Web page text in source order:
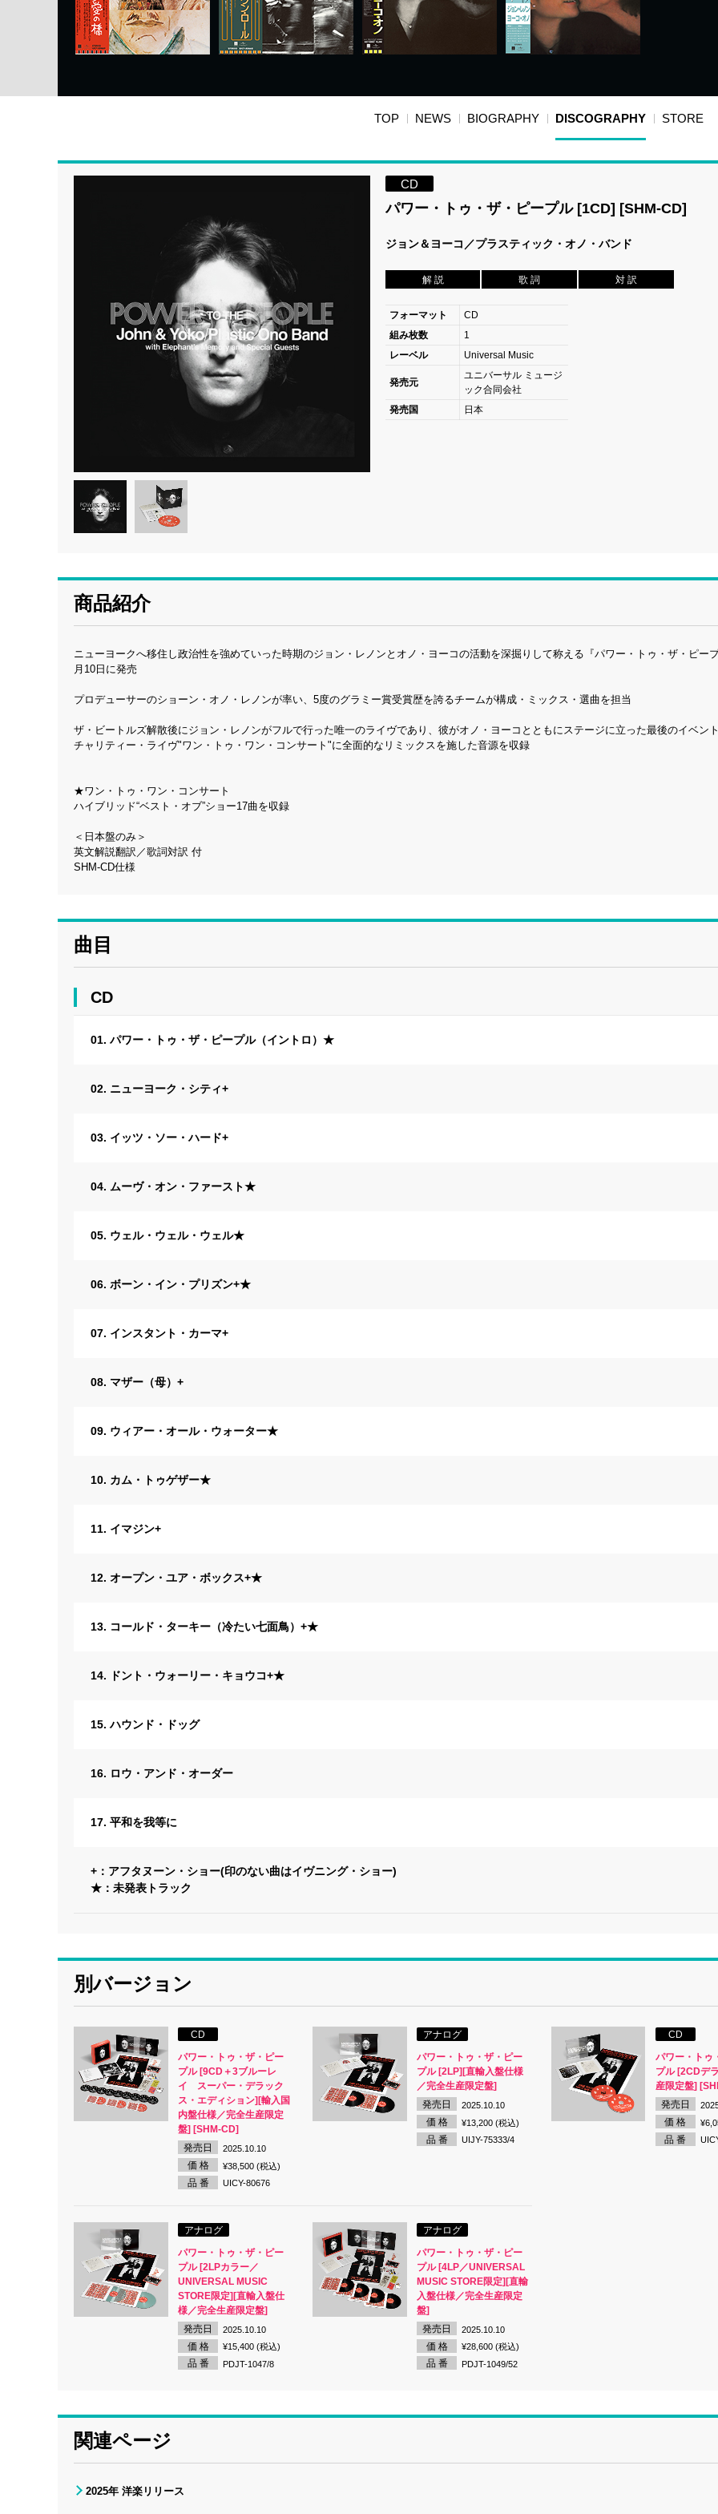
TOP NEWS BIOGRAPHY DISCOGRAPHY STORE
CD
パワー・トゥ・ザ・ピープル [1CD] [SHM-CD]
ジョン＆ヨーコ／プラスティック・オノ・バンド
解 説 歌 詞 対 訳
フォーマット
CD
組み枚数
1
レーベル
Universal Music
発売元
ユニバーサル ミュージ
ック合同会社
発売国
日本
商品紹介
ニューヨークへ移住し政治性を強めていった時期のジョン・レノンとオノ・ヨーコの活動を深掘りして称える『パワー・トゥ・ザ・ピー
月10日に発売
プロデューサーのショーン・オノ・レノンが率い、5度のグラミー賞受賞歴を誇るチームが構成・ミックス・選曲を担当
ザ・ビートルズ解散後にジョン・レノンがフルで行った唯一のライヴであり、彼がオノ・ヨーコとともにステージに立った最後のイベン
チャリティー・ライヴ"ワン・トゥ・ワン・コンサート"に全面的なリミックスを施した音源を収録
★ワン・トゥ・ワン・コンサート
ハイブリッド“ベスト・オブ”ショー17曲を収録
＜日本盤のみ＞
英文解説翻訳／歌詞対訳 付
SHM-CD仕様
曲目
CD
01. パワー・トゥ・ザ・ピープル（イントロ）★
02. ニューヨーク・シティ+
03. イッツ・ソー・ハード+
04. ムーヴ・オン・ファースト★
05. ウェル・ウェル・ウェル★
06. ボーン・イン・プリズン+★
07. インスタント・カーマ+
08. マザー（母）+
09. ウィアー・オール・ウォーター★
10. カム・トゥゲザー★
11. イマジン+
12. オープン・ユア・ボックス+★
13. コールド・ターキー（冷たい七面鳥）+★
14. ドント・ウォーリー・キョウコ+★
15. ハウンド・ドッグ
16. ロウ・アンド・オーダー
17. 平和を我等に
+：アフタヌーン・ショー(印のない曲はイヴニング・ショー)
★：未発表トラック
別バージョン
CD
パワー・トゥ・ザ・ピー
プル [9CD＋3ブルーレ
イ スーパー・デラック
ス・エディション][輸入国
内盤仕様／完全生産限定
盤] [SHM-CD]
発売日
2025.10.10
価 格 ¥38,500 (税込)
品 番 UICY-80676
アナログ
パワー・トゥ・ザ・ピー
プル [2LP][直輸入盤仕様
／完全生産限定盤]
発売日
2025.10.10
価 格 ¥13,200 (税込)
品 番 UIJY-75333/4
CD
パワー・トゥ
プル [2CDデ
産限定盤]
発売日
価 格
品 番
アナログ
パワー・トゥ・ザ・ピー
プル [2LPカラー／
UNIVERSAL MUSIC
STORE限定][直輸入盤仕
様／完全生産限定盤]
発売日
2025.10.10
価 格 ¥15,400 (税込)
品 番 PDJT-1047/8
アナログ
パワー・トゥ・ザ・ピー
プル [4LP／UNIVERSAL
MUSIC STORE限定][直輸
入盤仕様／完全生産限定
盤]
発売日
2025.10.10
価 格 ¥28,600 (税込)
品 番 PDJT-1049/52
関連ページ
2025年 洋楽リリース